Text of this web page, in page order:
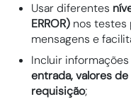
Usar diferentes
ERROR) nos testes
mensagens e
Incluir
entrada, valores
requisição;